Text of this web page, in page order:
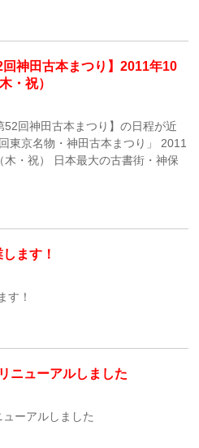
神田古本まつり】2011年10
・祝）
回神田古本まつり】の日程が近
東京名物・神田古本まつり」 2011
・祝） 日本最大の古書街・神保
ます！
す！
ニューアルしました
ーアルしました